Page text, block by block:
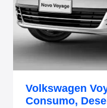
Volkswagen
Consumo,